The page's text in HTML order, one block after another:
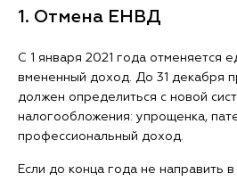
1. Отмена ЕНВД
С 1 января 2021 года отменяется
вмененный доход. До 31 декабря
должен определиться с новой
налогообложения: упрощенка,
профессиональный доход.
Если до конца года не направить